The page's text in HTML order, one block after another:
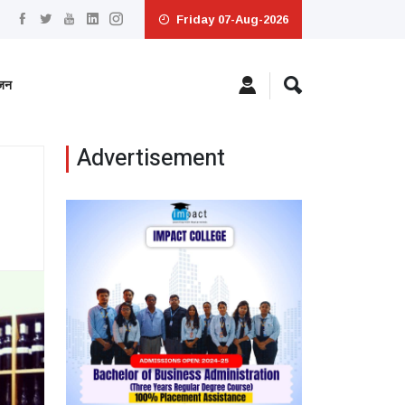
Friday 07-Aug-2026
Advertisement